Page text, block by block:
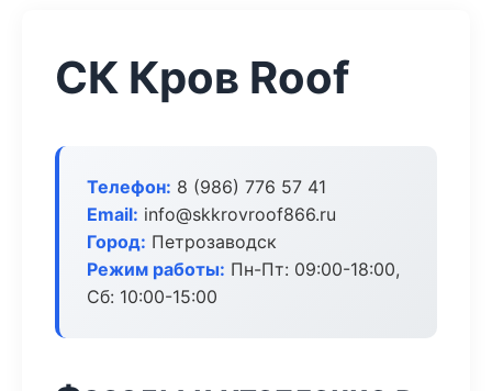
СК Кров Roof
Телефон: 8 (986) 776 57 41
Email: info@skkrovroof866.ru
Город: Петрозаводск
Режим работы: Пн-Пт: 09:00-18:00,
Сб: 10:00-15:00